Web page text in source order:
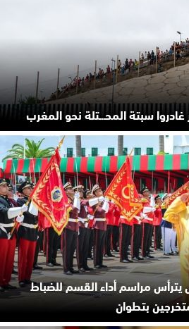
مراسم أداء القسم للضباط
بتطوان